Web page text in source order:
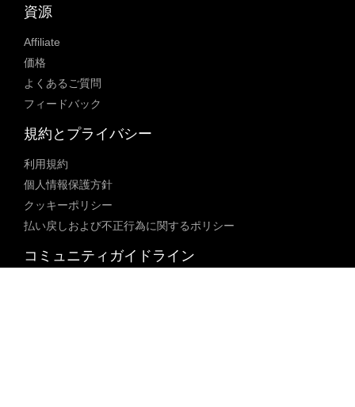
資源
Affiliate
価格
よくあるご質問
フィードバック
規約とプライバシー
利用規約
個人情報保護方針
クッキーポリシー
払い戻しおよび不正行為に関するポリシー
コミュニティガイドライン